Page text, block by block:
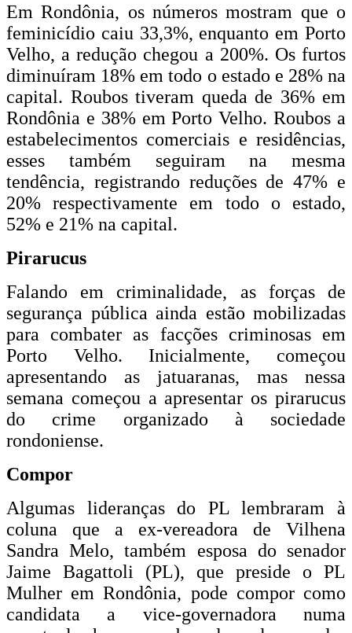
Em Rondônia, os números mostram que o
feminicídio caiu 33,3%, enquanto em Porto
Velho, a redução chegou a 200%. Os furtos
diminuíram 18% em todo o estado e 28% na
capital. Roubos tiveram queda de 36% em
Rondônia e 38% em Porto Velho. Roubos a
estabelecimentos comerciais e residências,
esses também seguiram na mesma
tendência, registrando reduções de 47% e
20% respectivamente em todo o estado,
52% e 21% na capital.
Pirarucus
Falando em criminalidade, as forças de
segurança pública ainda estão mobilizadas
para combater as facções criminosas em
Porto Velho. Inicialmente, começou
apresentando as jatuaranas, mas nessa
semana começou a apresentar os pirarucus
do crime organizado à sociedade
rondoniense.
Compor
Algumas lideranças do PL lembraram à
coluna que a ex-vereadora de Vilhena
Sandra Melo, também esposa do senador
Jaime Bagattoli (PL), que preside o PL
Mulher em Rondônia, pode compor como
candidata a vice-governadora numa